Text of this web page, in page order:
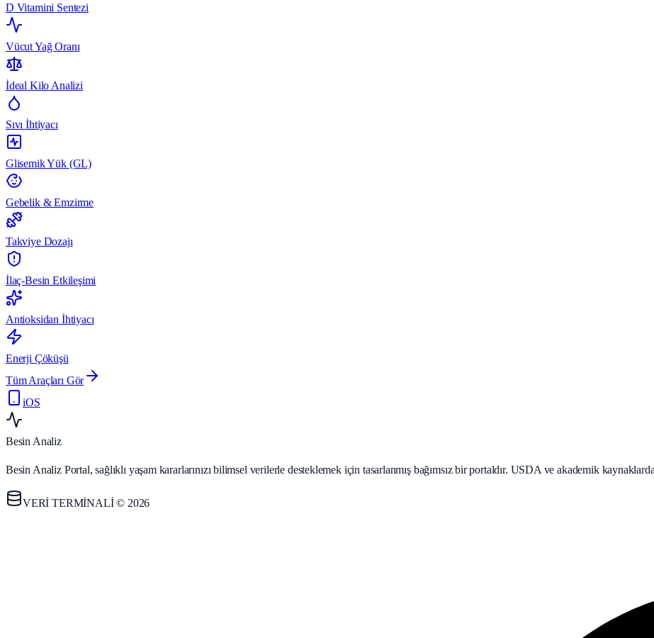
D Vitamini Sentezi
Vücut Yağ Oranı
İdeal Kilo Analizi
Sıvı İhtiyacı
Glisemik Yük (GL)
Gebelik & Emzirme
Takviye Dozajı
İlaç-Besin Etkileşimi
Antioksidan İhtiyacı
Enerji Çöküşü
Tüm Araçları Gör
iOS
Besin Analiz
Besin Analiz Portal, sağlıklı yaşam kararlarınızı bilimsel verilerle desteklemek için tasarlanmış bağımsız bir portaldır. USDA ve akademik
VERİ TERMİNALİ © 2026